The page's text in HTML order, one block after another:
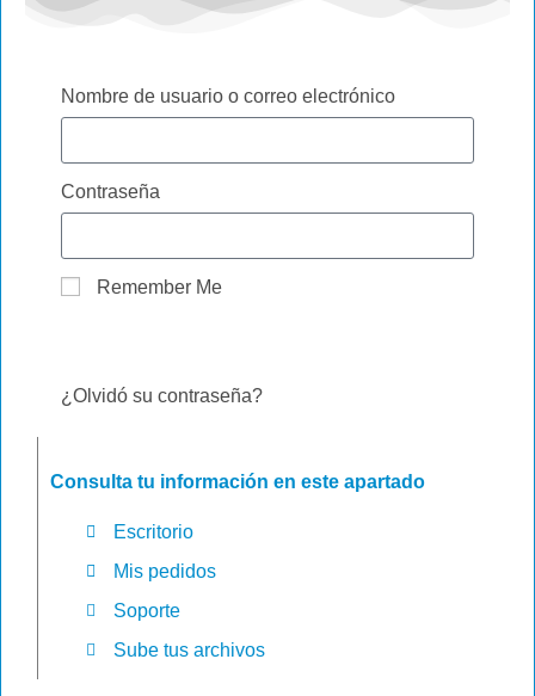
Nombre de usuario o correo electrónico
Contraseña
Remember Me
¿Olvidó su contraseña?
Consulta tu información en este apartado
Escritorio
Mis pedidos
Soporte
Sube tus archivos